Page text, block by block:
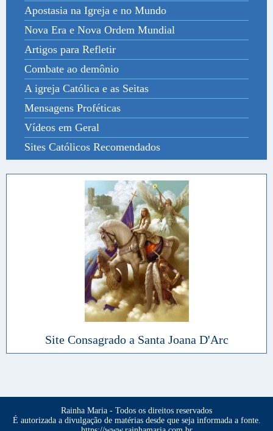
Apostasia na Igreja e no Mundo
Nova Era e Nova Ordem Mundial
Artigos para Refletir
Combate ao demônio
A igreja Católica e as Seitas
Mensagens Proféticas
Vídeos em Geral
Sites Católicos Recomendados
Site Consagrado a Santa Joana D'Arc
Rainha Maria - Todos os direitos reservados
É autorizada a divulgação de matérias desde que seja informada a fonte.